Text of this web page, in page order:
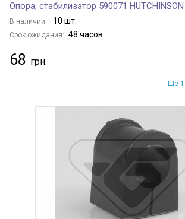
Опора, стабилизатор 590071 HUTCHINSON
В наличии: 10 шт.
Срок ожидания: 48 часов
68
Ще 1